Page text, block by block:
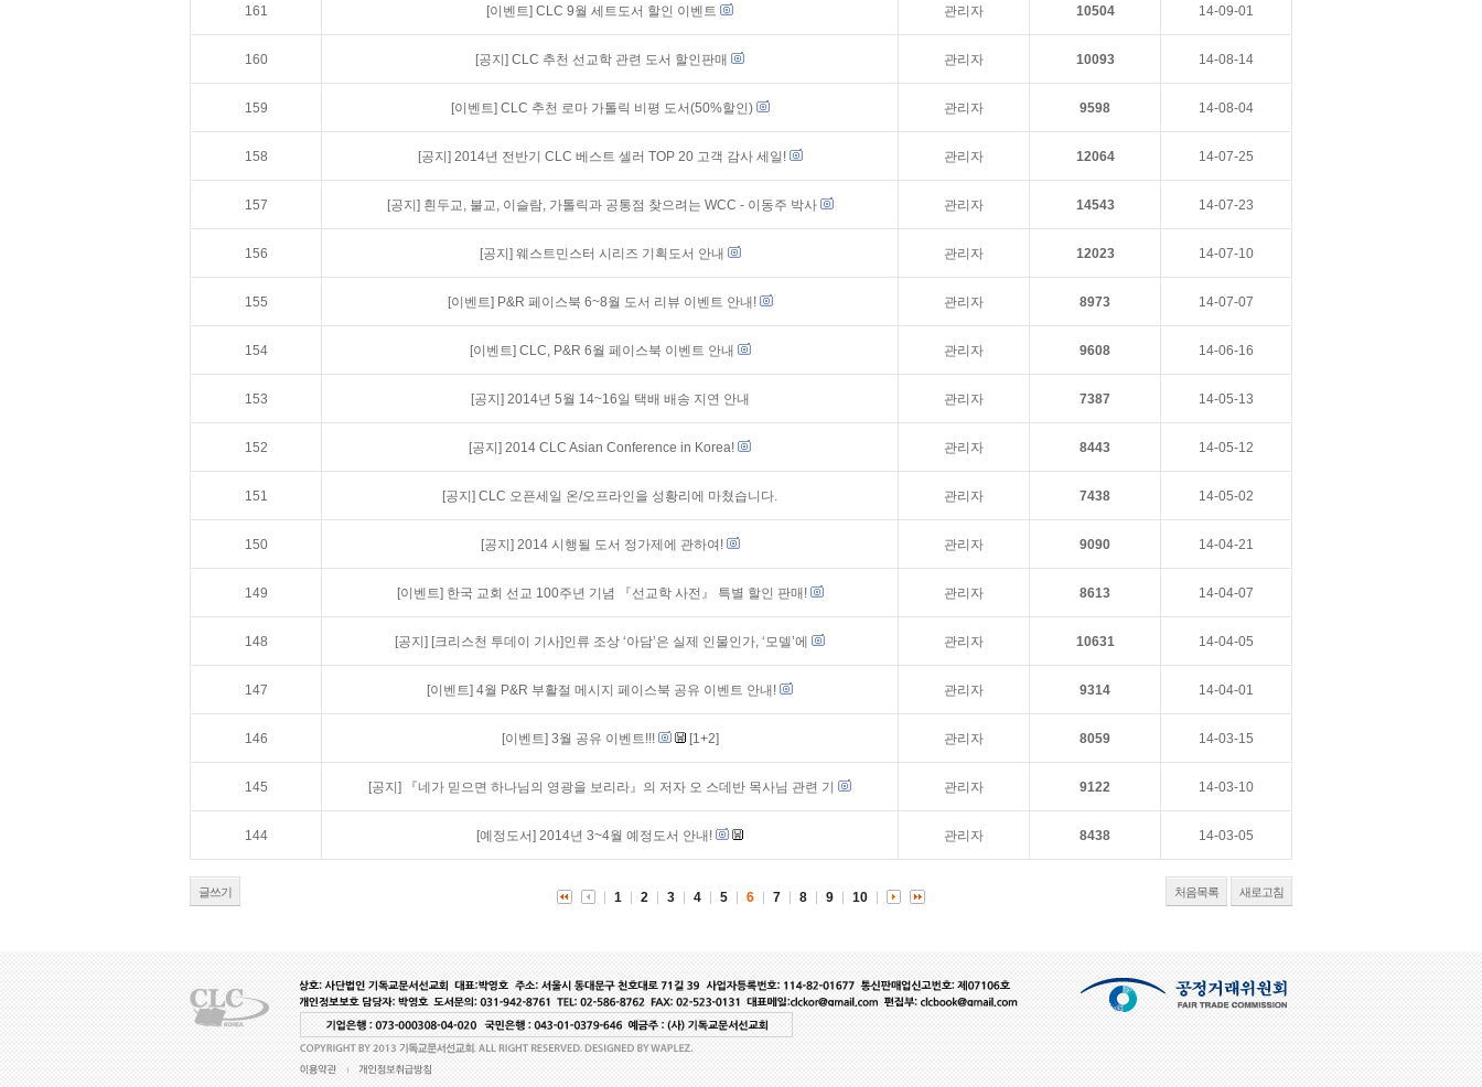
161 [이벤트] CLC 9월 세트도서 할인 이벤트 관리자 10504 14-09-01
160 [공지] CLC 추천 선교학 관련 도서 할인판매 관리자 10093 14-08-14
159 [이벤트] CLC 추천 로마 가톨릭 비평 도서(50%할인) 관리자 9598 14-08-04
158 [공지] 2014년 전반기 CLC 베스트 셀러 TOP 20 고객 감사 세일! 관리자 12064 14-07-25
157 [공지] 흰두교, 불교, 이슬람, 가톨릭과 공통점 찾으려는 WCC - 이동주 박사 관리자 14543 14-07-23
156 [공지] 웨스트민스터 시리즈 기획도서 안내 관리자 12023 14-07-10
155 [이벤트] P&R 페이스북 6~8월 도서 리뷰 이벤트 안내! 관리자 8973 14-07-07
154 [이벤트] CLC, P&R 6월 페이스북 이벤트 안내 관리자 9608 14-06-16
153 [공지] 2014년 5월 14~16일 택배 배송 지연 안내 관리자 7387 14-05-13
152 [공지] 2014 CLC Asian Conference in Korea! 관리자 8443 14-05-12
151 [공지] CLC 오픈세일 온/오프라인을 성황리에 마쳤습니다. 관리자 7438 14-05-02
150 [공지] 2014 시행될 도서 정가제에 관하여! 관리자 9090 14-04-21
149 [이벤트] 한국 교회 선교 100주년 기념 『선교학 사전』 특별 할인 판매! 관리자 8613 14-04-07
148 [공지] [크리스천 투데이 기사]인류 조상 ‘아담’은 실제 인물인가, ‘모델’에 관리자 10631 14-04-05
147 [이벤트] 4월 P&R 부활절 메시지 페이스북 공유 이벤트 안내! 관리자 9314 14-04-01
146 [이벤트] 3월 공유 이벤트!!! [1+2] 관리자 8059 14-03-15
145 [공지] 『네가 믿으면 하나님의 영광을 보리라』의 저자 오 스데반 목사님 관련 기 관리자 9122 14-03-10
144 [예정도서] 2014년 3~4월 예정도서 안내! 관리자 8438 14-03-05
글쓰기 처음목록 새로고침
1 2 3 4 5 6 7 8 9 10